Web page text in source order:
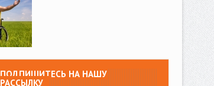
ПОДПИШИТЕСЬ НА НАШУ
РАССЫЛКУ